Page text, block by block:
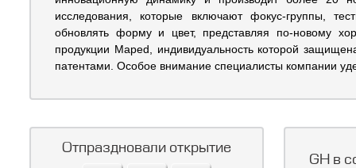
исследования, которые включают фокус-группы,
обновлять форму и цвет, представляя по-новому
продукции Maped, индивидуальность которой
патентами. Особое внимание специалисты компании
Отпраздновали открытие
GH в